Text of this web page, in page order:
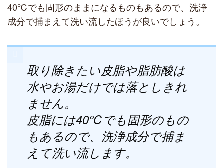
40℃でも固形のままになるものもあるので、洗浄
成分で捕まえて洗い流したほうが良いでしょう。
取り除きたい皮脂や脂肪酸は
水やお湯だけでは落としきれ
ません。
皮脂には40℃でも固形のもの
もあるので、洗浄成分で捕ま
えて洗い流します。